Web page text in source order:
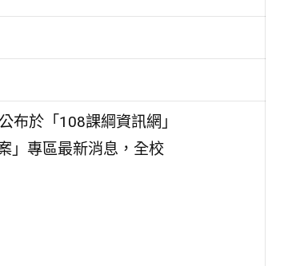
布於「108課綱資訊網」
」專區最新消息，全校